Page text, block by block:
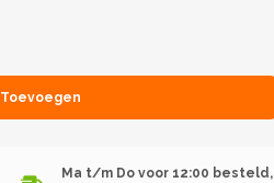
Toevoegen
Ma t/m Do voor 12:00 besteld,